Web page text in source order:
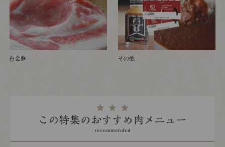
白金豚 その他